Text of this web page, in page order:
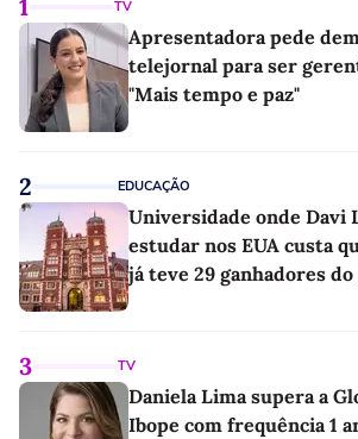
1 TV
Apresentadora pede
telejornal para ser
"Mais tempo e paz"
2 EDUCAÇÃO
Universidade onde Davi
estudar nos EUA custa
já teve 29 ganhadores
3 TV
Daniela Lima supera a
Ibope com frequência 1